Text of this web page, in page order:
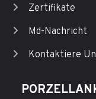
Zertifikate
Md-Nachricht
Kontaktiere